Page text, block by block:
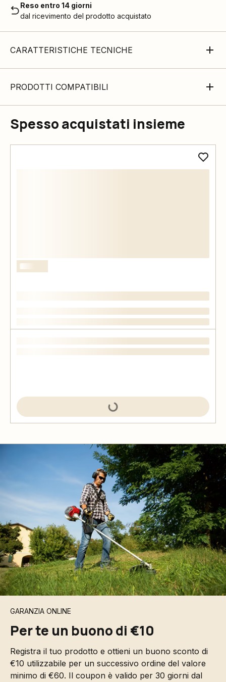
Reso entro 14 giorni
dal ricevimento del prodotto acquistato
CARATTERISTICHE TECNICHE
PRODOTTI COMPATIBILI
Spesso acquistati insieme
GARANZIA ONLINE
Per te un buono di €10
Registra il tuo prodotto e ottieni un buono sconto di
€10 utilizzabile per un successivo ordine del valore
minimo di €60. Il coupon è valido per 30 giorni dal